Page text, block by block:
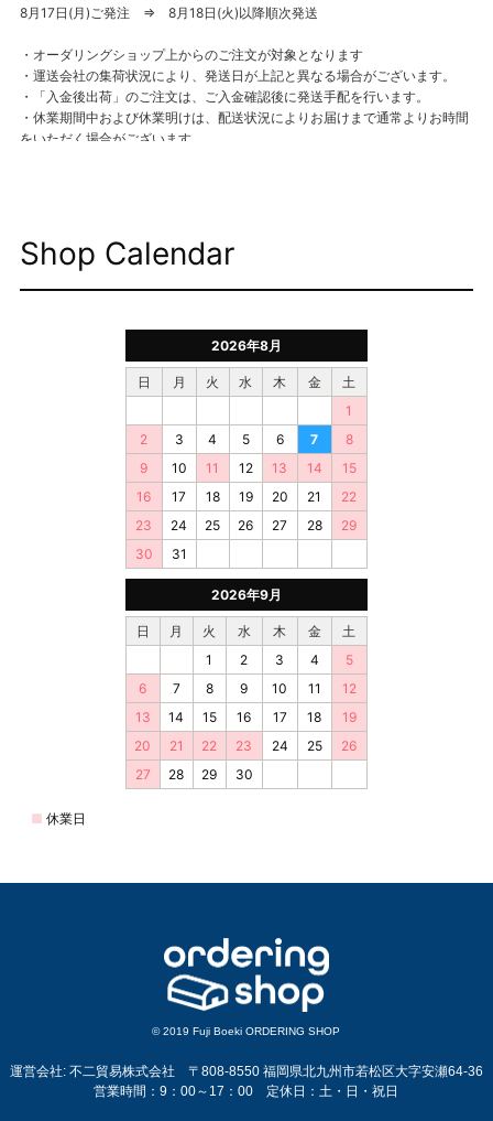
© 2019 Fuji Boeki ORDERING SHOP
運営会社: 不二貿易株式会社 〒808-8550 福岡県北九州市若松区大字安瀬64-36
営業時間：9：00～17：00 定休日：土・日・祝日